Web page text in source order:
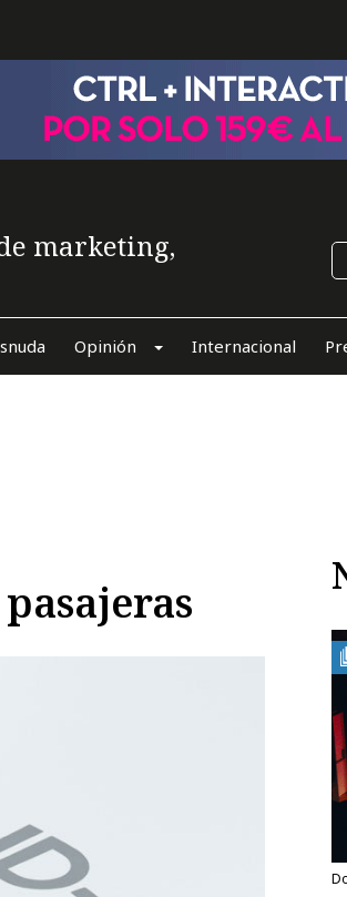
marketing,
Opinión Internacional